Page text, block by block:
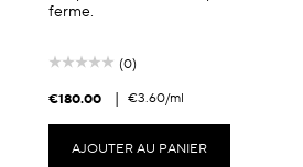
ferme.
(0)
€180.00 | €3.60/ml
AJOUTER AU PANIER